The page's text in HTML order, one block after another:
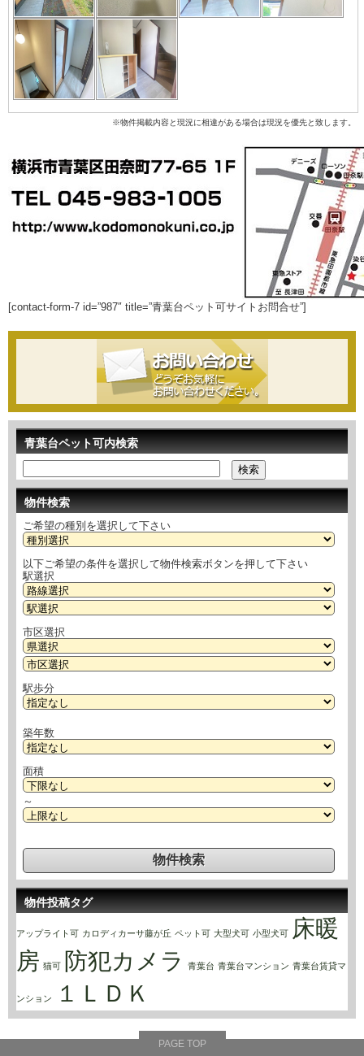
※物件掲載内容と現況に相違がある場合は現況を優先と致します。
[contact-form-7 id=”987″ title=”青葉台ペット可サイトお問合せ”]
青葉台ペット可内検索
物件検索
ご希望の種別を選択して下さい
以下ご希望の条件を選択して物件検索ボタンを押して下さい
駅選択
市区選択
駅歩分
築年数
面積
～
物件投稿タグ
アップライト可 カロディカーサ藤が丘 ペット可 大型犬可 小型犬可 床暖
房 猫可 防犯カメラ 青葉台 青葉台マンション 青葉台賃貸マ
ンション １ＬＤＫ
PAGE TOP